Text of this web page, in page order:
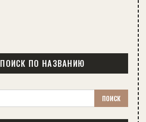
ПОИСК ПО НАЗВАНИЮ